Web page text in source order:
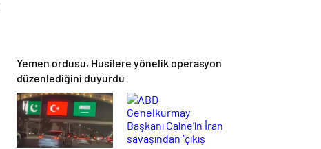
Yemen ordusu, Husilere yönelik operasyon
düzenlediğini duyurdu